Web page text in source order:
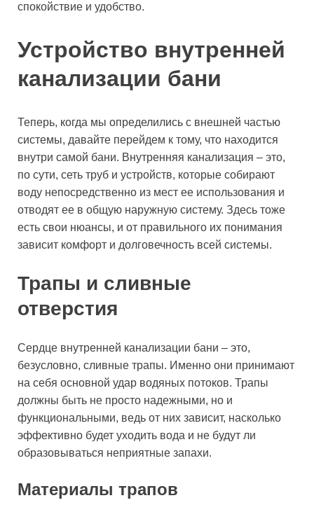
спокойствие и удобство.
Устройство внутренней
канализации бани
Теперь, когда мы определились с внешней частью
системы, давайте перейдем к тому, что находится
внутри самой бани. Внутренняя канализация – это,
по сути, сеть труб и устройств, которые собирают
воду непосредственно из мест ее использования и
отводят ее в общую наружную систему. Здесь тоже
есть свои нюансы, и от правильного их понимания
зависит комфорт и долговечность всей системы.
Трапы и сливные
отверстия
Сердце внутренней канализации бани – это,
безусловно, сливные трапы. Именно они принимают
на себя основной удар водяных потоков. Трапы
должны быть не просто надежными, но и
функциональными, ведь от них зависит, насколько
эффективно будет уходить вода и не будут ли
образовываться неприятные запахи.
Материалы трапов